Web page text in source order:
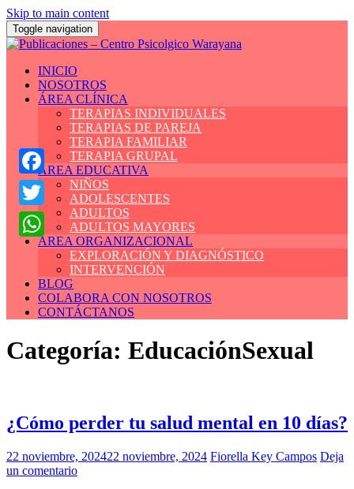
Skip to main content
Toggle navigation
INICIO
NOSOTROS
ÁREA CLÍNICA
TERAPIAS INDIVIDUALES
TERAPIAS DE PAREJA
TERAPIA FAMILIAR
TERAPIA GRUPAL
ÁREA EDUCATIVA
NIÑOS
ADOLESCENTES
ADULTOS
ADULTOS MAYORES
ÁREA ORGANIZACIONAL
EXPLORACIÓN Y DIAGNÓSTICO
INTERVENCIÓN
BLOG
COLABORA CON NOSOTROS
CONTÁCTANOS
Categoría: EducaciónSexual
¿Cómo perder tu salud mental en 10 días?
22 noviembre, 202422 noviembre, 2024 Fiorella Key Campos Deja
un comentario
Facebook
Twitter
WhatsApp